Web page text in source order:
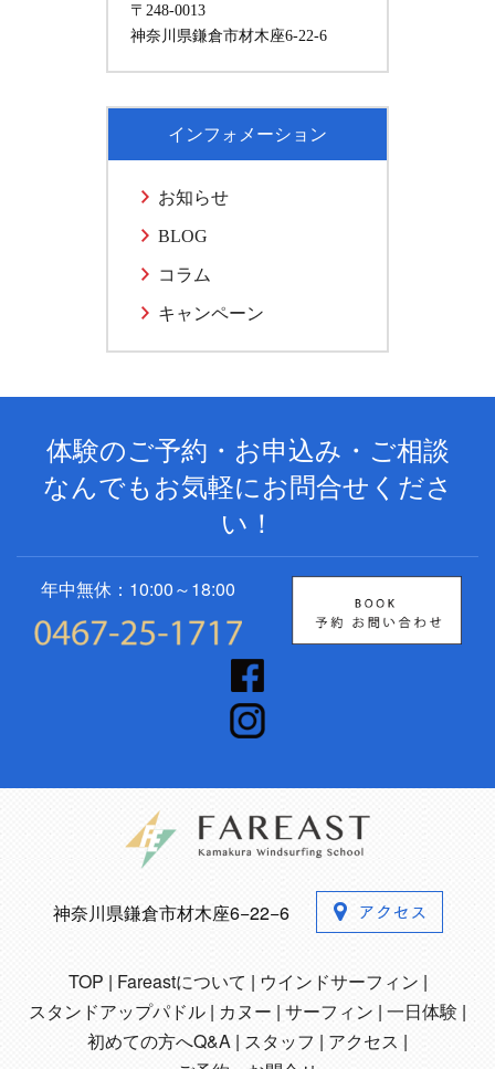
〒248-0013
神奈川県鎌倉市材木座6-22-6
インフォメーション
お知らせ
BLOG
コラム
キャンペーン
体験のご予約・お申込み・ご相談
なんでもお気軽にお問合せくださ
い！
年中無休：10:00～18:00
神奈川県鎌倉市材木座6−22−6
TOP Fareastについて
ウインドサーフィン
スタンドアップパドル
カヌー サーフィン 一日体験
初めての方へQ&A スタッフ
アクセス